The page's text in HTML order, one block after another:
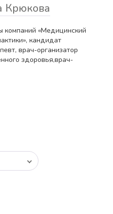
Крюкова
компаний «Медицинский
кандидат
врач-организатор
здоровья,врач-